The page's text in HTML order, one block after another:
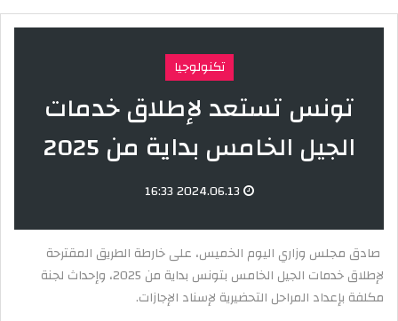
تكنولوجيا
تونس تستعد لإطلاق خدمات
الجيل الخامس بداية من 2025
2024.06.13 16:33
صادق مجلس وزاري اليوم الخميس، على خارطة الطريق المقترحة
لإطلاق خدمات الجيل الخامس بتونس بداية من 2025، وإحداث لجنة
مكلفة بإعداد المراحل التحضيرية لإسناد الإجازات.